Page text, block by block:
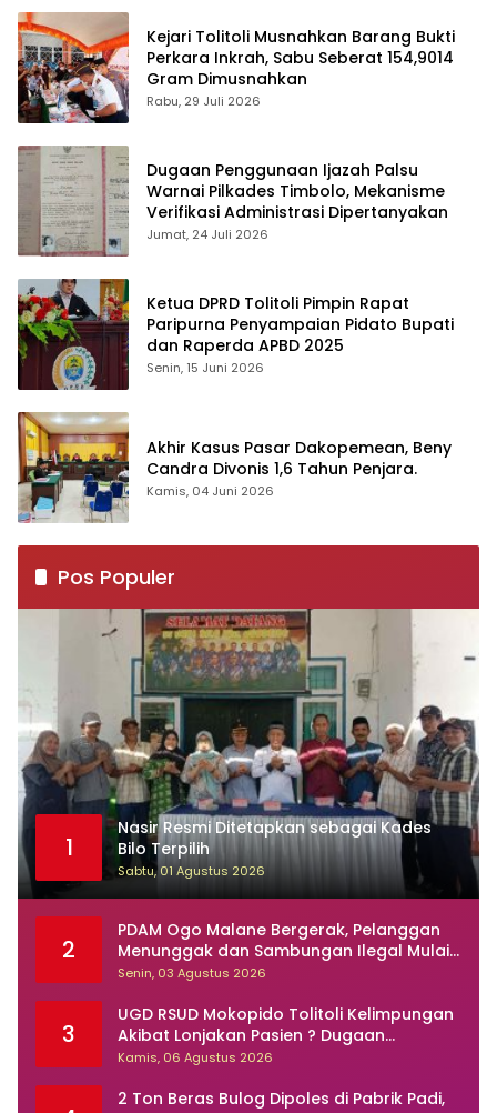
Kejari Tolitoli Musnahkan Barang Bukti
Perkara Inkrah, Sabu Seberat 154,9014
Gram Dimusnahkan
Rabu, 29 Juli 2026
Dugaan Penggunaan Ijazah Palsu
Warnai Pilkades Timbolo, Mekanisme
Verifikasi Administrasi Dipertanyakan
Jumat, 24 Juli 2026
Ketua DPRD Tolitoli Pimpin Rapat
Paripurna Penyampaian Pidato Bupati
dan Raperda APBD 2025
Senin, 15 Juni 2026
Akhir Kasus Pasar Dakopemean, Beny
Candra Divonis 1,6 Tahun Penjara.
Kamis, 04 Juni 2026
Pos Populer
1
Nasir Resmi Ditetapkan sebagai Kades
Bilo Terpilih
Sabtu, 01 Agustus 2026
2
PDAM Ogo Malane Bergerak, Pelanggan
Menunggak dan Sambungan Ilegal Mulai
Ditertibkan
Senin, 03 Agustus 2026
3
UGD RSUD Mokopido Tolitoli Kelimpungan
Akibat Lonjakan Pasien ? Dugaan
Peningkatan Kasus Diare dan Muntaber
Kamis, 06 Agustus 2026
2 Ton Beras Bulog Dipoles di Pabrik Padi,